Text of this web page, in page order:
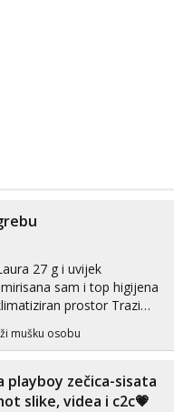
27 g i uvijek
sam i top higijena
prostor Trazim
sperme Erotsko rublje
se Wha...
mušku osobu
playboy zečica-sisata
slike, videa i c2c💗